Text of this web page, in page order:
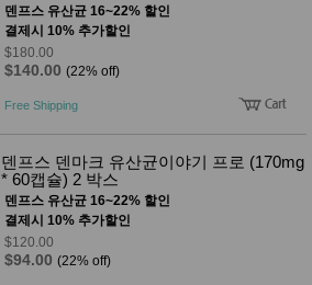
덴프스 유산균 16~22% 할인
결제시 10% 추가할인
$180.00
$140.00 (22% off)
Free Shipping
덴프스 덴마크 유산균이야기 프로 (170mg
* 60캡슐) 2 박스
덴프스 유산균 16~22% 할인
결제시 10% 추가할인
$120.00
$94.00 (22% off)